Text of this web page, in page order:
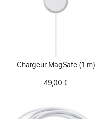
Chargeur MagSafe (1 m)
49,00 €